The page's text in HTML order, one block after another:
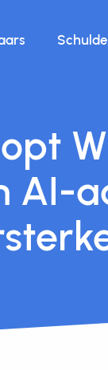
AI-